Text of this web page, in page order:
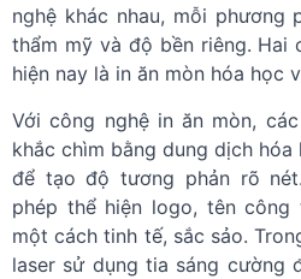
nghệ khác nhau, mỗi phương
thẩm mỹ và độ bền riêng. Hai
hiện nay là in ăn mòn hóa học
Với công nghệ in ăn mòn,
khắc chìm bằng dung dịch hóa
để tạo độ tương phản rõ
phép thể hiện logo, tên
một cách tinh tế, sắc sảo.
laser sử dụng tia sáng cường